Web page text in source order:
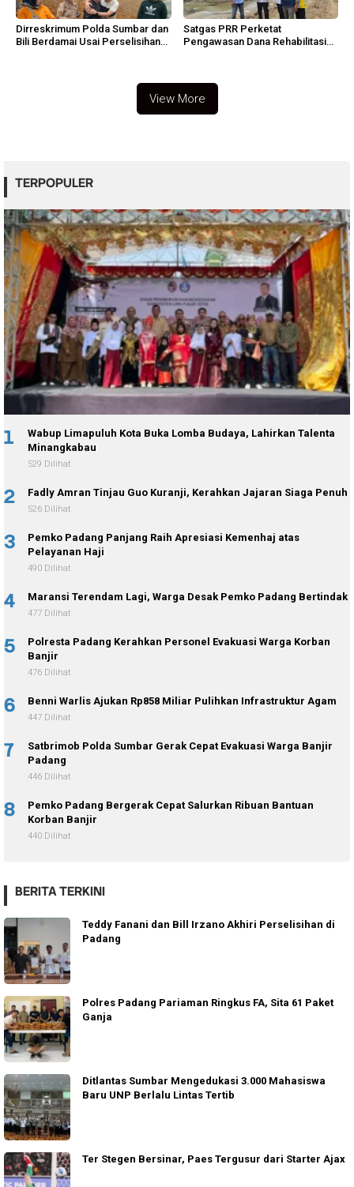
Dirreskrimum Polda Sumbar dan
Bili Berdamai Usai Perselisihan
Satgas PRR Perketat
Pengawasan Dana Rehabilitasi
View More
TERPOPULER
1
Wabup Limapuluh Kota Buka Lomba Budaya, Lahirkan Talenta
Minangkabau
529 Dilihat
2 Fadly Amran Tinjau Guo Kuranji, Kerahkan Jajaran Siaga Penuh
526 Dilihat
3
Pemko Padang Panjang Raih Apresiasi Kemenhaj atas
Pelayanan Haji
490 Dilihat
4 Maransi Terendam Lagi, Warga Desak Pemko Padang Bertindak
477 Dilihat
5
Polresta Padang Kerahkan Personel Evakuasi Warga Korban
Banjir
476 Dilihat
6 Benni Warlis Ajukan Rp858 Miliar Pulihkan Infrastruktur Agam
447 Dilihat
7
Satbrimob Polda Sumbar Gerak Cepat Evakuasi Warga Banjir
Padang
446 Dilihat
8
Pemko Padang Bergerak Cepat Salurkan Ribuan Bantuan
Korban Banjir
440 Dilihat
BERITA TERKINI
Teddy Fanani dan Bill Irzano Akhiri Perselisihan di
Padang
Polres Padang Pariaman Ringkus FA, Sita 61 Paket
Ganja
Ditlantas Sumbar Mengedukasi 3.000 Mahasiswa
Baru UNP Berlalu Lintas Tertib
Ter Stegen Bersinar, Paes Tergusur dari Starter Ajax